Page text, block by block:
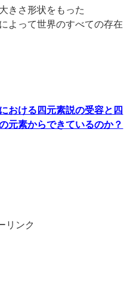
きさ形状をもった
よって世界のすべての存在
おける四元素説の受容と四
元素からできているのか？
リンク